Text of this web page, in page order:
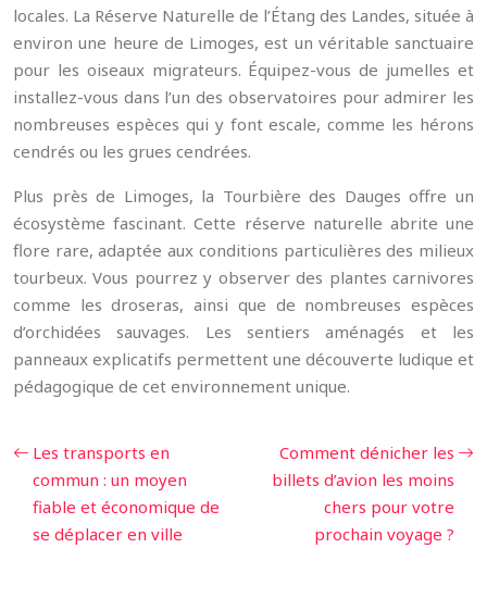
locales. La Réserve Naturelle de l’Étang des Landes, située à
environ une heure de Limoges, est un véritable sanctuaire
pour les oiseaux migrateurs. Équipez-vous de jumelles et
installez-vous dans l’un des observatoires pour admirer les
nombreuses espèces qui y font escale, comme les hérons
cendrés ou les grues cendrées.
Plus près de Limoges, la Tourbière des Dauges offre un
écosystème fascinant. Cette réserve naturelle abrite une
flore rare, adaptée aux conditions particulières des milieux
tourbeux. Vous pourrez y observer des plantes carnivores
comme les droseras, ainsi que de nombreuses espèces
d’orchidées sauvages. Les sentiers aménagés et les
panneaux explicatifs permettent une découverte ludique et
pédagogique de cet environnement unique.
Les transports en
commun : un moyen
fiable et économique de
se déplacer en ville
Comment dénicher les
billets d’avion les moins
chers pour votre
prochain voyage ?